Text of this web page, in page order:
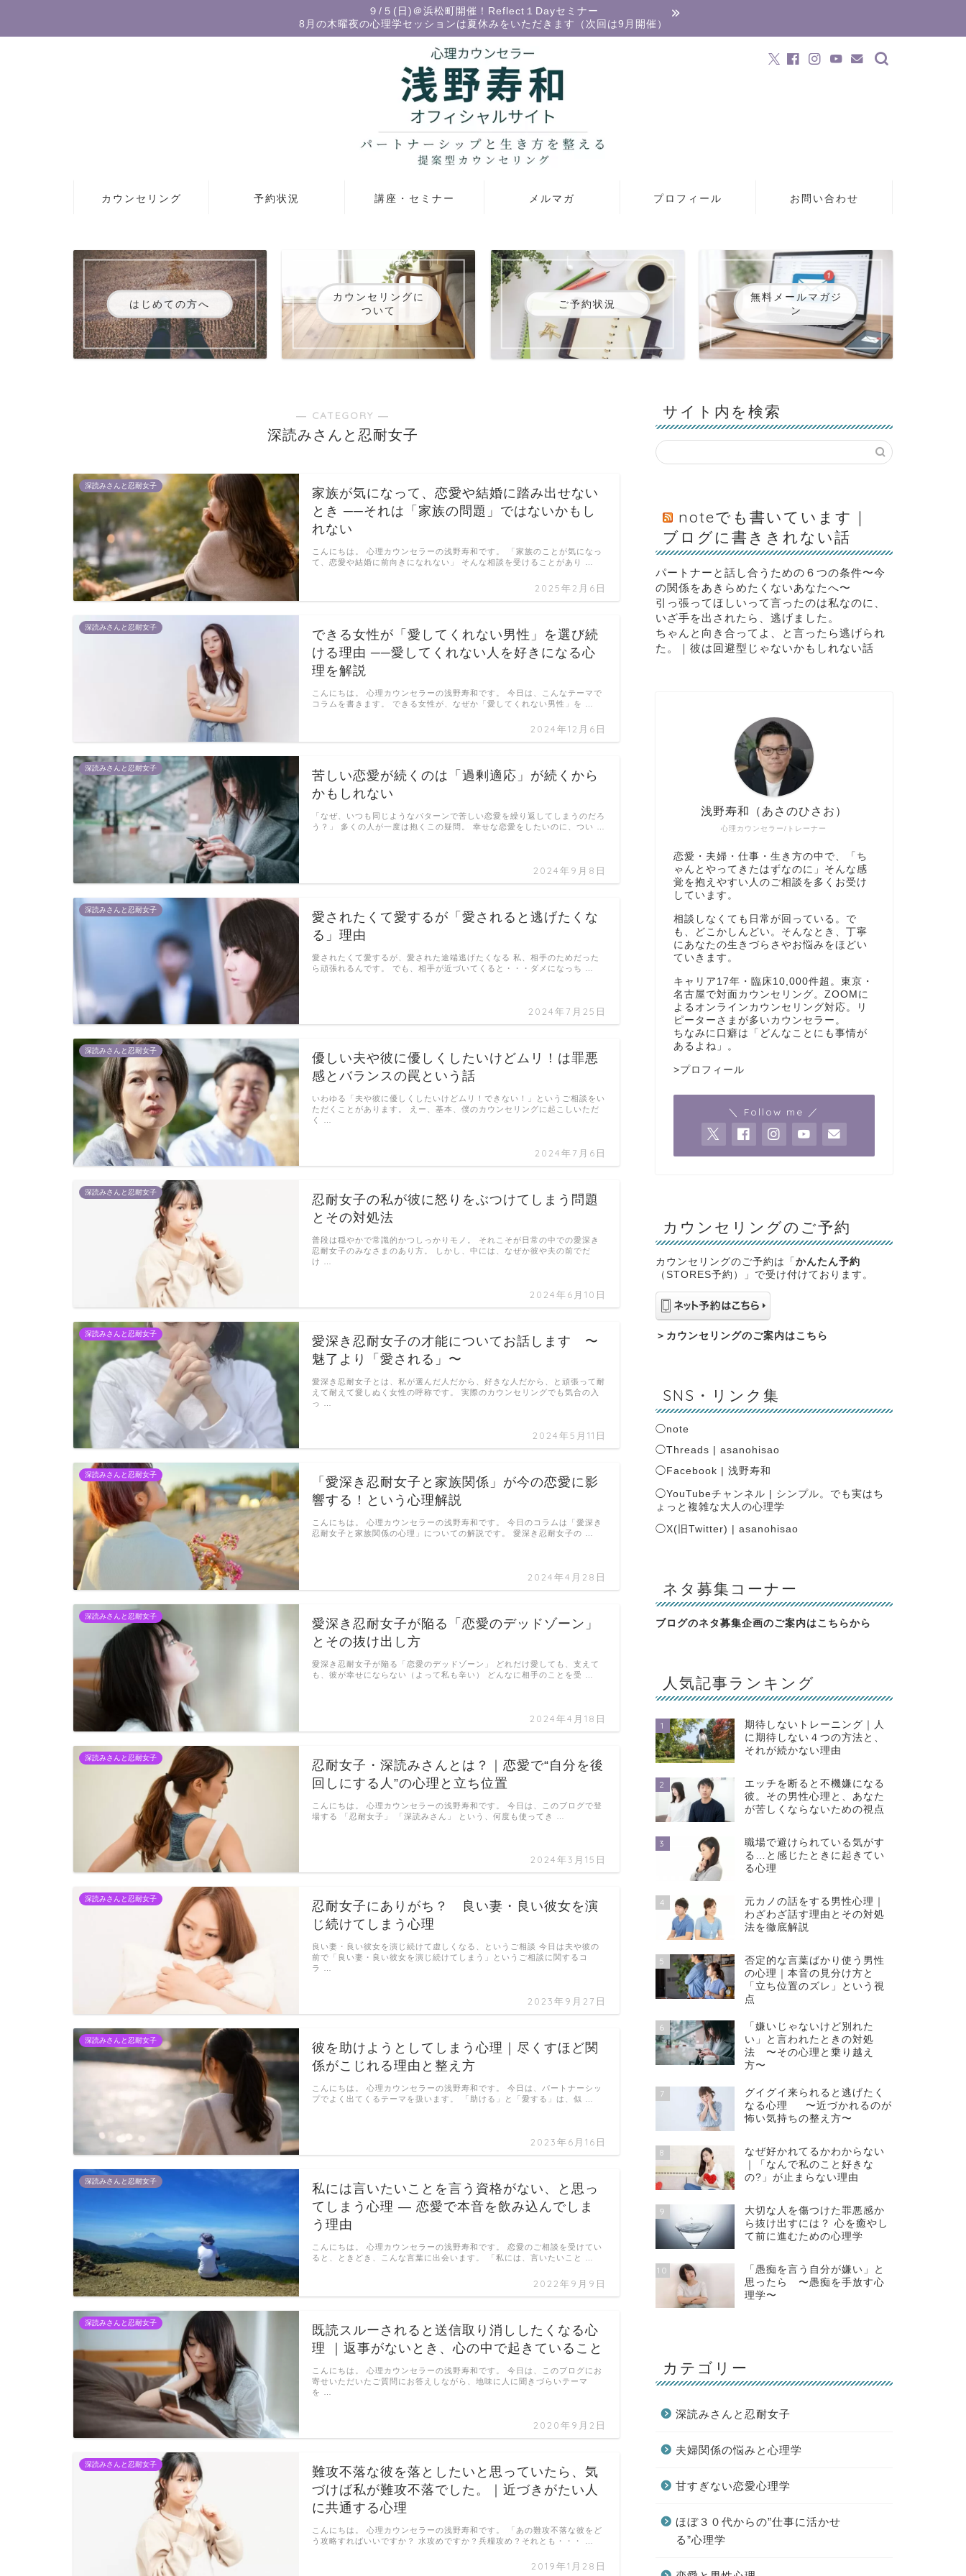
９/５(日)＠浜松町開催！Reflect１Dayセミナー
8月の木曜夜の心理学セッションは夏休みをいただきます（次回は9月開催）
カウンセリング 予約状況 講座・セミナー メルマガ プロフィール お問い合わせ
はじめての方へ
カウンセリングに
ついて
ご予約状況
無料メールマガジ
ン
― CATEGORY ―
深読みさんと忍耐女子
深読みさんと忍耐女子
家族が気になって、恋愛や結婚に踏み出せない
とき ──それは「家族の問題」ではないかもし
れない
2025年2月6日
こんにちは。 心理カウンセラーの浅野寿和です。 「家族のことが気になっ
て、恋愛や結婚に前向きになれない」 そんな相談を受けることがあり …
深読みさんと忍耐女子
できる女性が「愛してくれない男性」を選び続
ける理由 ──愛してくれない人を好きになる心
理を解説
2024年12月6日
こんにちは。 心理カウンセラーの浅野寿和です。 今日は、こんなテーマで
コラムを書きます。 できる女性が、なぜか「愛してくれない男性」を …
深読みさんと忍耐女子
苦しい恋愛が続くのは「過剰適応」が続くから
かもしれない
2024年9月8日
「なぜ、いつも同じようなパターンで苦しい恋愛を繰り返してしまうのだろ
う？」 多くの人が一度は抱くこの疑問。 幸せな恋愛をしたいのに、つい …
深読みさんと忍耐女子
愛されたくて愛するが「愛されると逃げたくな
る」理由
2024年7月25日
愛されたくて愛するが、愛された途端逃げたくなる 私、相手のためだった
ら頑張れるんです。 でも、相手が近づいてくると・・・ダメになっち …
深読みさんと忍耐女子
優しい夫や彼に優しくしたいけどムリ！は罪悪
感とバランスの罠という話
2024年7月6日
いわゆる「夫や彼に優しくしたいけどムリ！できない！」というご相談をい
ただくことがあります。 えー、基本、僕のカウンセリングに起こしいただ
く …
深読みさんと忍耐女子
忍耐女子の私が彼に怒りをぶつけてしまう問題
とその対処法
2024年6月10日
普段は穏やかで常識的かつしっかりモノ。 それこそが日常の中での愛深き
忍耐女子のみなさまのあり方。 しかし、中には、なぜか彼や夫の前でだ
け …
深読みさんと忍耐女子
愛深き忍耐女子の才能についてお話します 〜
魅了より「愛される」〜
2024年5月11日
愛深き忍耐女子とは、私が選んだ人だから、好きな人だから、と頑張って耐
えて耐えて愛しぬく女性の呼称です。 実際のカウンセリングでも気合の入
っ …
深読みさんと忍耐女子
「愛深き忍耐女子と家族関係」が今の恋愛に影
響する！という心理解説
2024年4月28日
こんにちは。 心理カウンセラーの浅野寿和です。 今日のコラムは「愛深き
忍耐女子と家族関係の心理」についての解説です。 愛深き忍耐女子の …
深読みさんと忍耐女子
愛深き忍耐女子が陥る「恋愛のデッドゾーン」
とその抜け出し方
2024年4月18日
愛深き忍耐女子が陥る「恋愛のデッドゾーン」 どれだけ愛しても、支えて
も、彼が幸せにならない（よって私も辛い） どんなに相手のことを受 …
深読みさんと忍耐女子
忍耐女子・深読みさんとは？｜恋愛で“自分を後
回しにする人”の心理と立ち位置
2024年3月15日
こんにちは。 心理カウンセラーの浅野寿和です。 今日は、このブログで登
場する 「忍耐女子」 「深読みさん」 という、何度も使ってき …
深読みさんと忍耐女子
忍耐女子にありがち？ 良い妻・良い彼女を演
じ続けてしまう心理
2023年9月27日
良い妻・良い彼女を演じ続けて虚しくなる、というご相談 今日は夫や彼の
前で「良い妻・良い彼女を演じ続けてしまう」というご相談に関するコ
ラ …
深読みさんと忍耐女子
彼を助けようとしてしまう心理｜尽くすほど関
係がこじれる理由と整え方
2023年6月16日
こんにちは。 心理カウンセラーの浅野寿和です。 今日は、パートナーシッ
プでよく出てくるテーマを扱います。 「助ける」と「愛する」は、似 …
深読みさんと忍耐女子
私には言いたいことを言う資格がない、と思っ
てしまう心理 ― 恋愛で本音を飲み込んでしま
う理由
2022年9月9日
こんにちは。 心理カウンセラーの浅野寿和です。 恋愛のご相談を受けてい
ると、ときどき、こんな言葉に出会います。 「私には、言いたいこと …
深読みさんと忍耐女子
既読スルーされると送信取り消ししたくなる心
理 ｜返事がないとき、心の中で起きていること
2020年9月2日
こんにちは。 心理カウンセラーの浅野寿和です。 今日は、このブログにお
寄せいただいたご質問にお答えしながら、地味に人に聞きづらいテーマ
を …
深読みさんと忍耐女子
難攻不落な彼を落としたいと思っていたら、気
づけば私が難攻不落でした。｜近づきがたい人
に共通する心理
2019年1月28日
こんにちは。 心理カウンセラーの浅野寿和です。 「あの難攻不落な彼をど
う攻略すればいいですか？ 水攻めですか？兵糧攻め？それとも・・・ …
サイト内を検索
noteでも書いています｜
ブログに書ききれない話
パートナーと話し合うための６つの条件〜今
の関係をあきらめたくないあなたへ〜
引っ張ってほしいって言ったのは私なのに、
いざ手を出されたら、逃げました。
ちゃんと向き合ってよ、と言ったら逃げられ
た。｜彼は回避型じゃないかもしれない話
心理カウンセラー/トレーナー
浅野寿和（あさのひさお）
恋愛・夫婦・仕事・生き方の中で、「ち
ゃんとやってきたはずなのに」そんな感
覚を抱えやすい人のご相談を多くお受け
しています。
相談しなくても日常が回っている。で
も、どこかしんどい。そんなとき、丁寧
にあなたの生きづらさやお悩みをほどい
ていきます。
キャリア17年・臨床10,000件超。東京・
名古屋で対面カウンセリング。ZOOMに
よるオンラインカウンセリング対応。リ
ピーターさまが多いカウンセラー。
ちなみに口癖は「どんなことにも事情が
あるよね」。
>プロフィール
＼ Follow me ／
カウンセリングのご予約
カウンセリングのご予約は「 かんたん予約
（STORES予約）」で受け付けております。
＞ カウンセリングのご案内はこちら
SNS・リンク集
◯note
◯Threads | asanohisao
◯ Facebook | 浅野寿和
◯YouTubeチャンネル | シンプル。でも実はち
ょっと複雑な大人の心理学
◯X(旧Twitter) | asanohisao
ネタ募集コーナー
ブログのネタ募集企画のご案内はこちらから
人気記事ランキング
1
期待しないトレーニング｜人
に期待しない４つの方法と、
それが続かない理由
2
エッチを断ると不機嫌になる
彼。その男性心理と、あなた
が苦しくならないための視点
3
職場で避けられている気がす
る…と感じたときに起きてい
る心理
4
元カノの話をする男性心理｜
わざわざ話す理由とその対処
法を徹底解説
5
否定的な言葉ばかり使う男性
の心理｜本音の見分け方と
「立ち位置のズレ」という視
点
6
「嫌いじゃないけど別れた
い」と言われたときの対処
法 〜その心理と乗り越え
方〜
7
グイグイ来られると逃げたく
なる心理 〜近づかれるのが
怖い気持ちの整え方〜
8
なぜ好かれてるかわからない
｜「なんで私のこと好きな
の?」が止まらない理由
9
大切な人を傷つけた罪悪感か
ら抜け出すには？ 心を癒やし
て前に進むための心理学
10
「愚痴を言う自分が嫌い」と
思ったら 〜愚痴を手放す心
理学〜
カテゴリー
深読みさんと忍耐女子
夫婦関係の悩みと心理学
甘すぎない恋愛心理学
ほぼ３０代からの”仕事に活かせ
る”心理学